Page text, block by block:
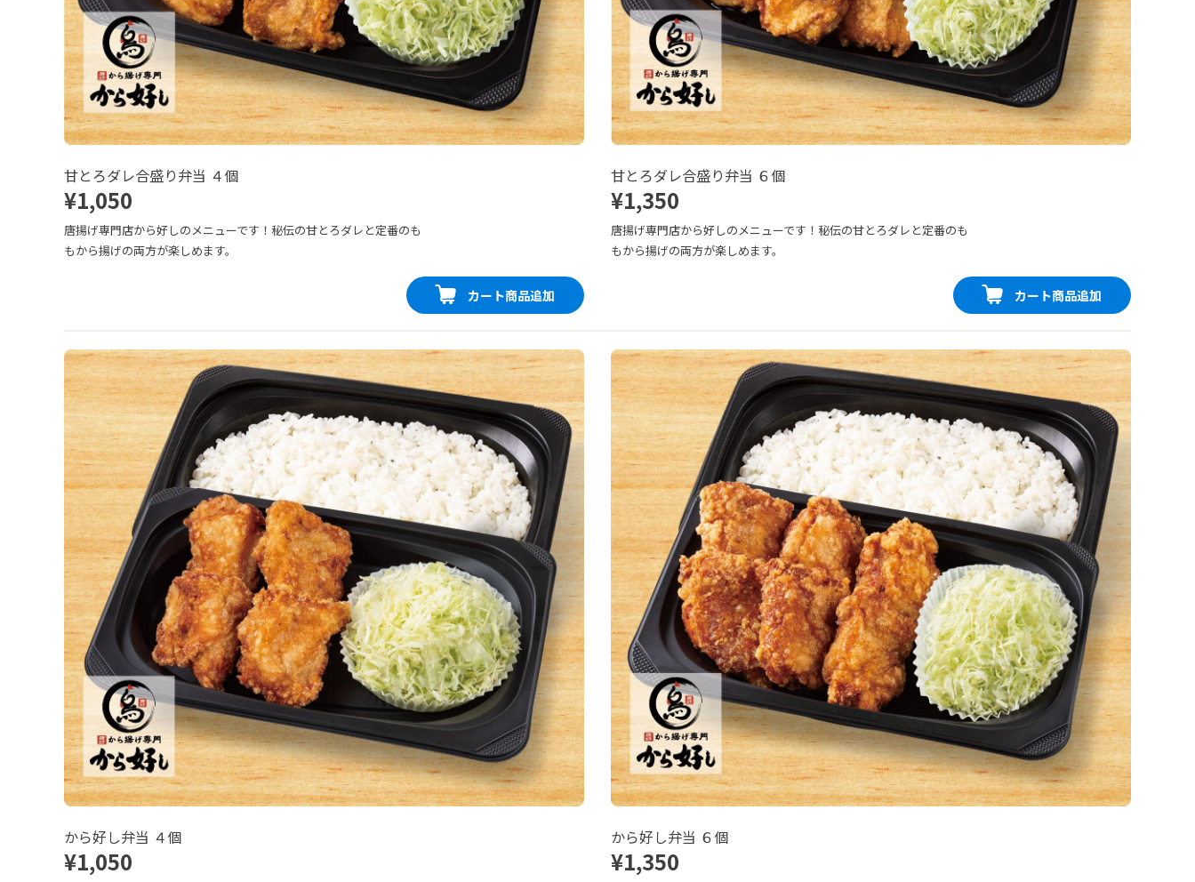
甘とろダレ合盛り弁当 ４個
¥1,050
唐揚げ専門店から好しのメニューです！秘伝の甘とろダレと定番のも
もから揚げの両方が楽しめます。
カート商品追加
甘とろダレ合盛り弁当 ６個
¥1,350
唐揚げ専門店から好しのメニューです！秘伝の甘とろダレと定番のも
もから揚げの両方が楽しめます。
カート商品追加
から好し弁当 ４個
¥1,050
から好し弁当 ６個
¥1,350